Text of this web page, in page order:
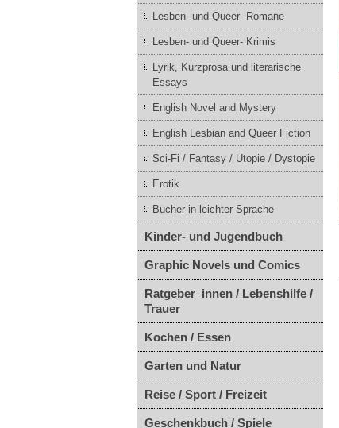
Lesben- und Queer- Romane
Lesben- und Queer- Krimis
Lyrik, Kurzprosa und literarische
Essays
English Novel and Mystery
English Lesbian and Queer Fiction
Sci-Fi / Fantasy / Utopie / Dystopie
Erotik
Bücher in leichter Sprache
Kinder- und Jugendbuch
Graphic Novels und Comics
Ratgeber_innen / Lebenshilfe /
Trauer
Kochen / Essen
Garten und Natur
Reise / Sport / Freizeit
Geschenkbuch / Spiele